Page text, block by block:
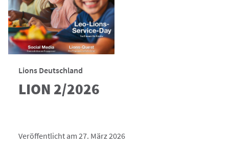
Lions Deutschland
LION 2/2026
Veröffentlicht am 27. März 2026